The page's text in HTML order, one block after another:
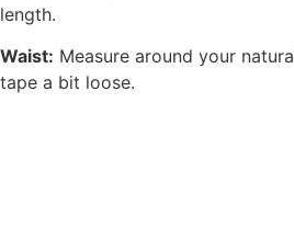
length.
Waist: Measure around your
tape a bit loose.